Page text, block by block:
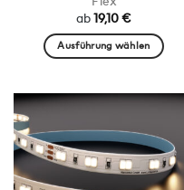
ab19,10€
Ausführung wählen
weist
Varianten
auf.